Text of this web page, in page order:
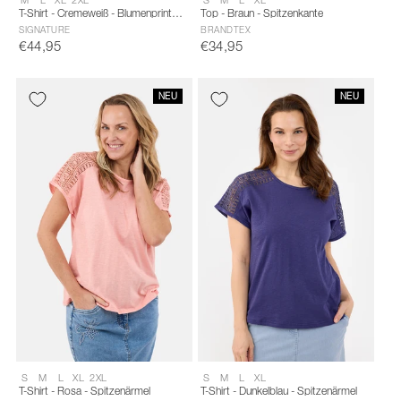
T-Shirt - Cremeweiß - Blumenprint
mit Ziersteinen
SIGNATURE
€44,95
S
selected
Top - Braun - Spitzenkante
BRANDTEX
€34,95
S
selected
NEU
T-Shirt - Rosa - Spitzenärmel
Size:
S
S M L XL 2XL
NEU
T-Shirt - Dunkelblau - Spitzenärmel
Size:
S
S M L XL